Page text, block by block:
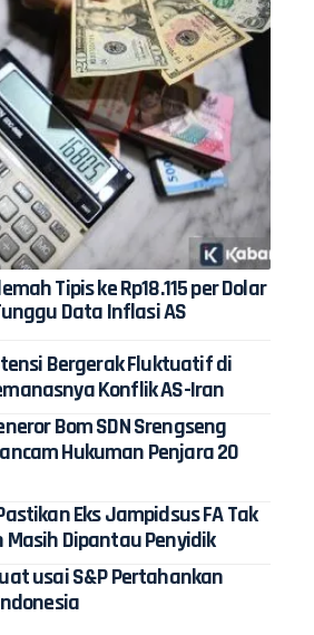
Tipis ke Rp18.115 per Dolar
Data Inflasi AS
Bergerak Fluktuatif di
Konflik AS-Iran
Bom SDN Srengseng
Hukuman Penjara 20
Eks Jampidsus FA Tak
Masih Dipantau Penyidik
usai S&P Pertahankan